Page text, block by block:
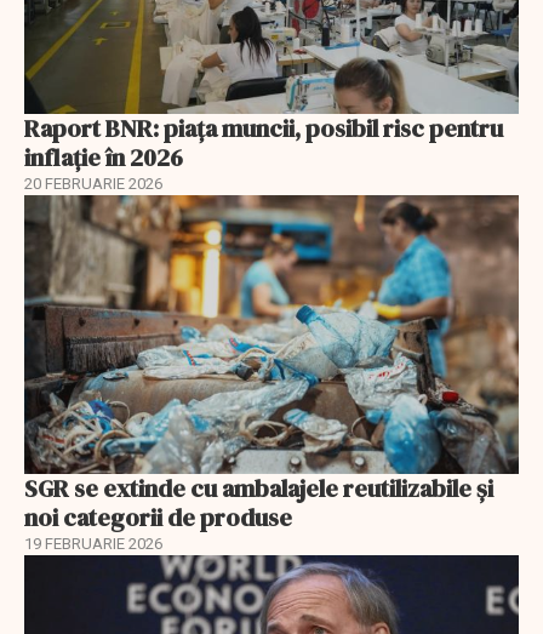
Raport BNR: piața muncii, posibil risc pentru
inflație în 2026
20 FEBRUARIE 2026
SGR se extinde cu ambalajele reutilizabile și
noi categorii de produse
19 FEBRUARIE 2026